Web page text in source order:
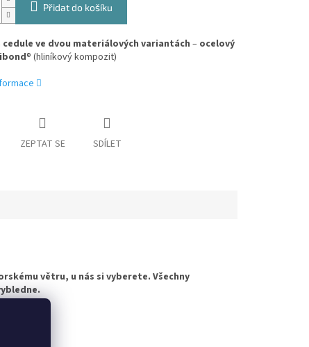
Přidat do košíku
cedule ve dvou materiálových variantách – ocelový
® (hliníkový kompozit)
ZEPTAT SE SDÍLET
větru, u nás si vyberete. Všechny